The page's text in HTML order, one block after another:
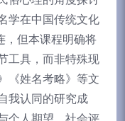
学在中国传统文化
，但本课程明确将
工具，而非特殊现
《姓名考略》等文
我认同的研究成